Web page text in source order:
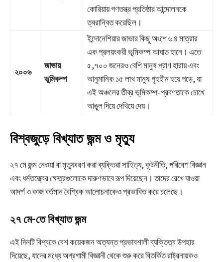
কোরিয়ায় গণতন্ত্র প্রতিষ্ঠার আন্দোলনকে
ত্বরান্বিত করেছিল।
২০০৬
জাভায়
ভূমিকম্প
ইন্দোনেশিয়ার জাভার কিছু অংশে ৬.৪ মাত্রার
এক প্রলয়ংকরী ভূমিকম্প আঘাত হানে। এতে
৫,৭০০ জনেরও বেশি মানুষ প্রাণ হারায় এবং
আনুমানিক ১৫ লাখ মানুষ গৃহহীন হয়ে পড়ে, যা
এই অঞ্চলের তীব্র ভূমিকম্প-প্রবণতাকে চোখে
আঙুল দিয়ে দেখিয়ে দেয়।
বিশ্বজুড়ে বিখ্যাত জন্ম ও মৃত্যু
২৭ মে জন্ম নেওয়া বা মৃত্যুবরণ করা ব্যক্তিরা সাহিত্য, কূটনীতি, পরিবেশ বিজ্ঞান
এবং ধর্মতত্ত্বের ক্ষেত্রগুলোকে দারুণভাবে রূপ দিয়েছেন। তাদের রেখে যাওয়া
আদর্শ ও কাজ বর্তমান বৈশ্বিক আলোচনাকেও প্রভাবিত করে চলেছে।
২৭ মে-তে বিখ্যাত জন্ম
এই দিনটি বিশ্বকে বেশ কয়েকজন অত্যন্ত প্রভাবশালী ব্যক্তিত্ব উপহার
দিয়েছে, যাদের মধ্যে অগ্রগামী বিজ্ঞানী থেকে শুরু করে বিতর্কিত রাষ্ট্রনায়কও